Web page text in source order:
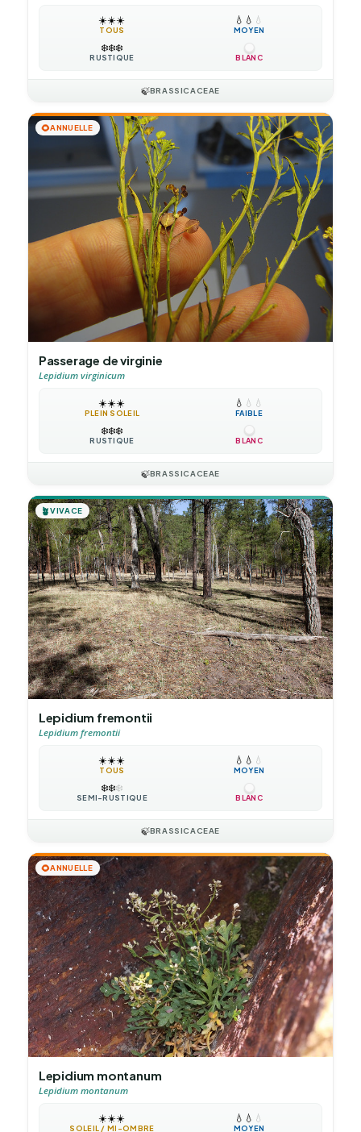
☀️☀️☀️
TOUS
💧 💧 💧
MOYEN
❄️❄️❄️
RUSTIQUE BLANC
🍃BRASSICACEAE
🌻ANNUELLE
Passerage de virginie
Lepidium virginicum
☀️☀️☀️
PLEIN SOLEIL
💧 💧 💧
FAIBLE
❄️❄️❄️
RUSTIQUE BLANC
🍃BRASSICACEAE
🪴VIVACE
Lepidium fremontii
Lepidium fremontii
☀️☀️☀️
TOUS
💧 💧 💧
MOYEN
❄️❄️❄️
SEMI-RUSTIQUE BLANC
🍃BRASSICACEAE
🌻ANNUELLE
Lepidium montanum
Lepidium montanum
☀️☀️☀️
SOLEIL / MI-OMBRE
💧 💧 💧
MOYEN